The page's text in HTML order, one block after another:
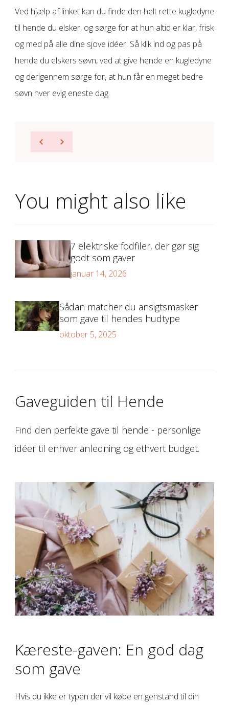
Ved hjælp af linket kan du finde den helt rette kugledyne
til hende du elsker, og sørge for at hun altid er klar, frisk
og med på alle dine sjove idéer. Så klik ind og pas på
hende du elskers søvn, ved at give hende en kugledyne
og derigennem sørge for, at hun får en meget bedre
søvn hver evig eneste dag.
You might also like
januar 14, 2026
7 elektriske fodfiler, der gør sig
godt som gaver
oktober 5, 2025
Sådan matcher du ansigtsmasker
som gave til hendes hudtype
Gaveguiden til Hende
Find den perfekte gave til hende - personlige
idéer til enhver anledning og ethvert budget.
Kæreste-gaven: En god dag
som gave
Hvis du ikke er typen der vil købe en genstand til din